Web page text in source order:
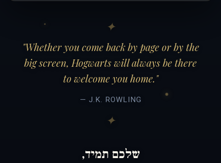
"Whether you come back by page or by the
big screen, Hogwarts will always be there
to welcome you home."
— J.K. ROWLING
שלכם תמיד,